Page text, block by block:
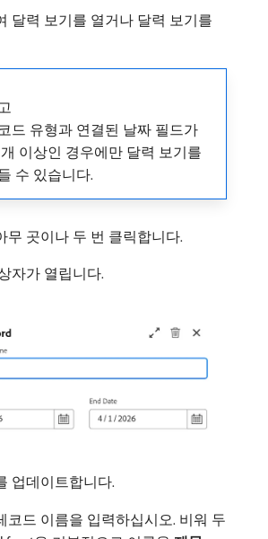
달력 보기를 열거나 달력 보기를
드 유형과 연결된 날짜 필드가
이상인 경우에만 달력 보기를
수 있습니다.
무 곳이나 두 번 클릭합니다.
자가 열립니다.
업데이트합니다.
코드 이름을 입력하십시오. 비워 두